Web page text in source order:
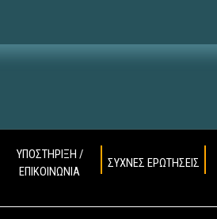
ΥΠΟΣΤΗΡΙΞΗ /
ΕΠΙΚΟΙΝΩΝΙΑ
ΣΥΧΝΕΣ ΕΡΩΤΗΣΕΙΣ